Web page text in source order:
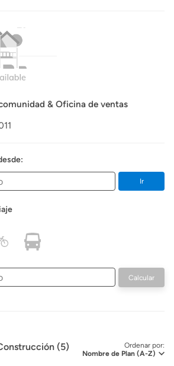
& Oficina de ventas
Ir
Ordenar por:
(5)